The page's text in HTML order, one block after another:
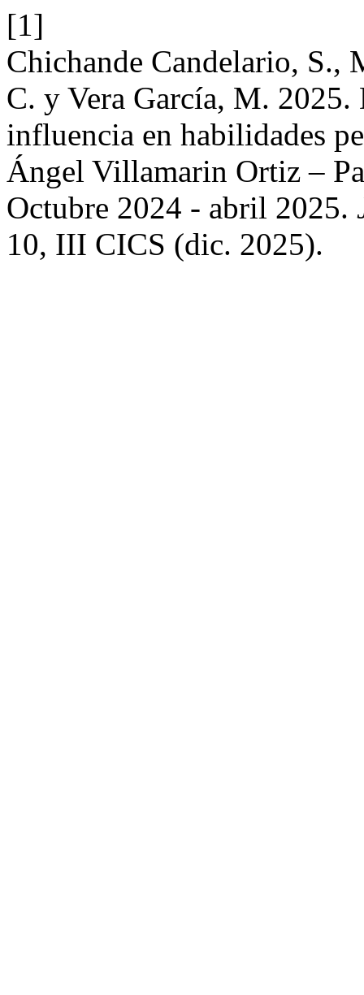
[1]
Chichande Candelario, S.,
C. y Vera García, M.
influencia en habilidades
Ángel Villamarin Ortiz –
Octubre 2024 - abril 2025.
10, III CICS (dic. 2025).